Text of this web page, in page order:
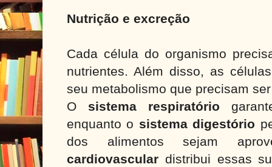
Nutrição e excreção
Cada célula do organismo
nutrientes. Além disso, as
seu metabolismo que precisam
O sistema respiratório
enquanto o sistema digestório
dos alimentos sejam
cardiovascular distribui essas